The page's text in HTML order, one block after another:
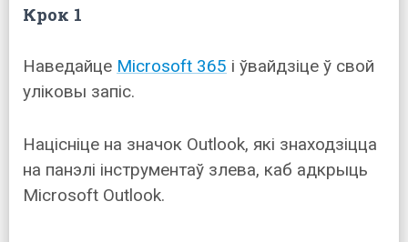
Крок 1
Наведайце Microsoft 365 і ўвайдзіце ў свой
уліковы запіс.
Націсніце на значок Outlook, які знаходзіцца
на панэлі інструментаў злева, каб адкрыць
Microsoft Outlook.